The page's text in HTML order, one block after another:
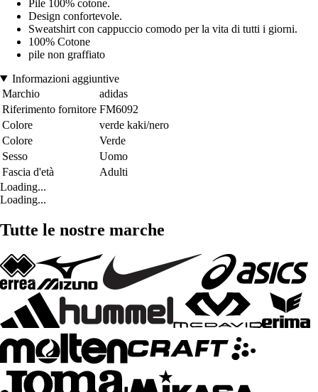
Pile 100% cotone.
Design confortevole.
Sweatshirt con cappuccio comodo per la vita di tutti i giorni.
100% Cotone
pile non graffiato
Informazioni aggiuntive
Marchio
adidas
Riferimento fornitore FM6092
Colore
verde kaki/nero
Colore
Verde
Sesso
Uomo
Fascia d'età
Adulti
Loading...
Loading...
Tutte le nostre marche